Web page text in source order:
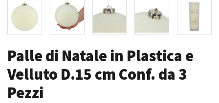
Palle di Natale in Plastica e
Velluto D.15 cm Conf. da 3
Pezzi